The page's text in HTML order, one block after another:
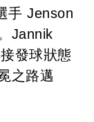
手 Jenson
Jannik
發球狀態
之路邁